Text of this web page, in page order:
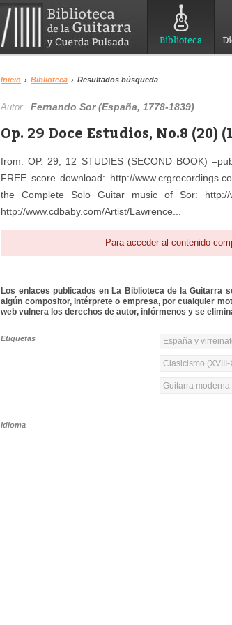
Biblioteca
Inicio › Biblioteca › Resultados búsqueda
Autor:Fernando Sor (España, 1778-1839)
Op. 29 Doce Estudios, No.8
from: OP. 29, 12 STUDIES (SECOND BOOK)
FREE score download: http://
the Complete Solo Guitar music of Sor: http://
http://www.cdbaby.com/Artist/Lawrence...
Para acceder al contenido
Los enlaces publicados en La Biblioteca de la Guitarra
algún compositor, intérprete o empresa, por cualquier
web vulnera los derechos de autor, infórmenos y se
Etiquetas España y
Clasicismo (XVIII-
Guitarra moderna
Idioma